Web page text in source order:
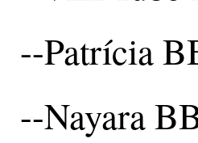
--Patrícia
--Nayara